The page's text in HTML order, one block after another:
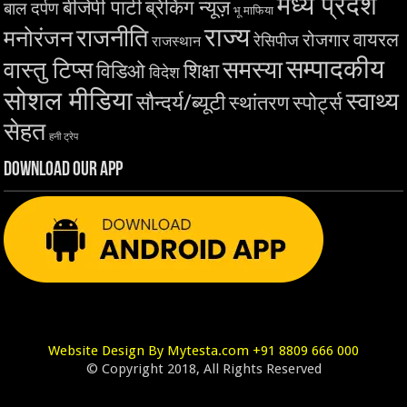
बाल दर्पणबीजेपी पार्टीब्रेकिंग न्यूज़ भू माफिया
मनोरंजनराजनीति राजस्थान राज्यरेसिपीज रोजगारवायरल
वास्तु टिप्सविडिओ विदेश शिक्षासमस्यासम्पादकीय
सोशल मीडियासौन्दर्य/ब्यूटीस्थांतरणस्पोर्ट्सस्वाथ्य
सेहत हनी ट्रेप
Download Our App
Website Design By Mytesta.com +91 8809 666 000
© Copyright 2018, All Rights Reserved